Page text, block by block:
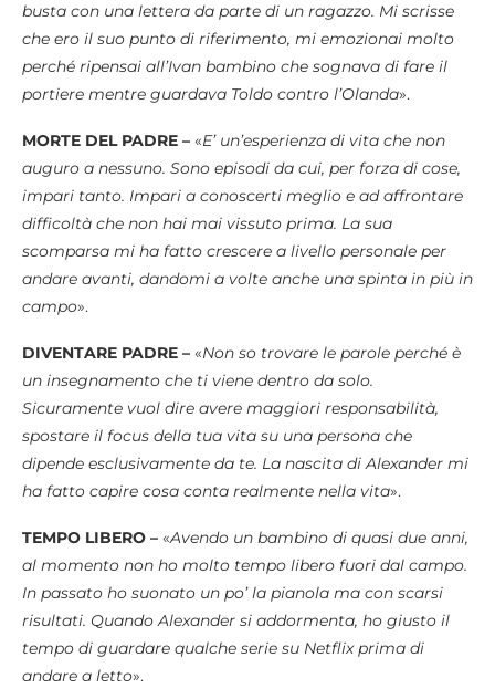
busta con una lettera da parte di un ragazzo. Mi scrisse
che ero il suo punto di riferimento, mi emozionai molto
perché ripensai all’Ivan bambino che sognava di fare il
portiere mentre guardava Toldo contro l’Olanda».
MORTE DEL PADRE – «E’ un’esperienza di vita che non
auguro a nessuno. Sono episodi da cui, per forza di cose,
impari tanto. Impari a conoscerti meglio e ad affrontare
difficoltà che non hai mai vissuto prima. La sua
scomparsa mi ha fatto crescere a livello personale per
andare avanti, dandomi a volte anche una spinta in più in
campo».
DIVENTARE PADRE – «Non so trovare le parole perché è
un insegnamento che ti viene dentro da solo.
Sicuramente vuol dire avere maggiori responsabilità,
spostare il focus della tua vita su una persona che
dipende esclusivamente da te. La nascita di Alexander mi
ha fatto capire cosa conta realmente nella vita».
TEMPO LIBERO – «Avendo un bambino di quasi due anni,
al momento non ho molto tempo libero fuori dal campo.
In passato ho suonato un po’ la pianola ma con scarsi
risultati. Quando Alexander si addormenta, ho giusto il
tempo di guardare qualche serie su Netflix prima di
andare a letto».